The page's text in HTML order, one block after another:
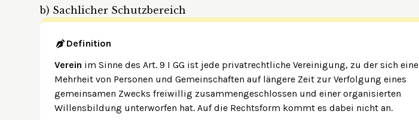
b) Sachlicher Schutzbereich
Definition
Verein im Sinne des Art. 9 I GG ist jede privatrechtliche Vereinigung, zu der sich eine
Mehrheit von Personen und Gemeinschaften auf längere Zeit zur Verfolgung eines
gemeinsamen Zwecks freiwillig zusammengeschlossen und einer organisierten
Willensbildung unterworfen hat. Auf die Rechtsform kommt es dabei nicht an.